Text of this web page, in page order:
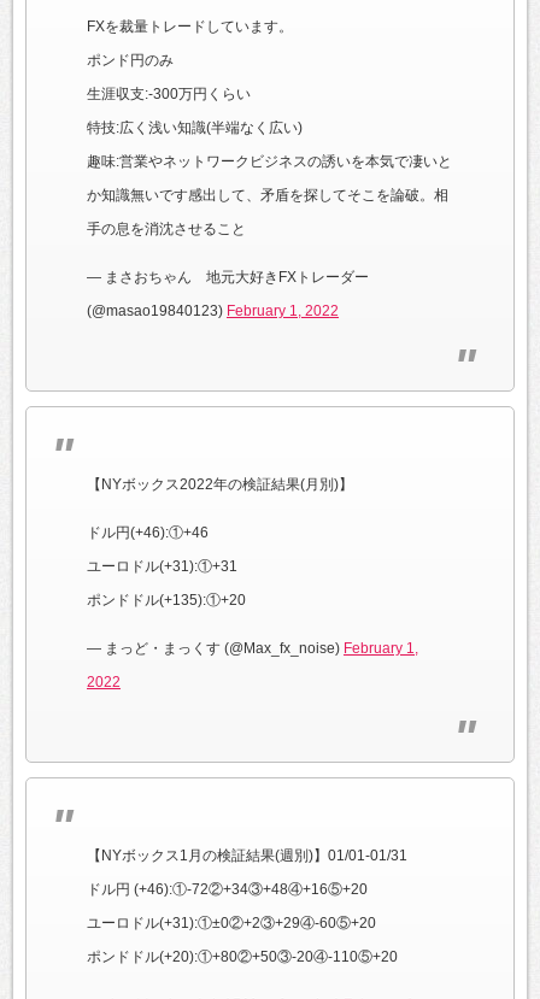
FXを裁量トレードしています。
ポンド円のみ
生涯収支:-300万円くらい
特技:広く浅い知識(半端なく広い)
趣味:営業やネットワークビジネスの誘いを本気で凄いと
か知識無いです感出して、矛盾を探してそこを論破。相
手の息を消沈させること
— まさおちゃん 地元大好きFXトレーダー
(@masao19840123) February 1, 2022
【NYボックス2022年の検証結果(月別)】
ドル円(+46):①+46
ユーロドル(+31):①+31
ポンドドル(+135):①+20
— まっど・まっくす (@Max_fx_noise) February 1,
2022
【NYボックス1月の検証結果(週別)】01/01-01/31
ドル円 (+46):①-72②+34③+48④+16⑤+20
ユーロドル(+31):①±0②+2③+29④-60⑤+20
ポンドドル(+20):①+80②+50③-20④-110⑤+20